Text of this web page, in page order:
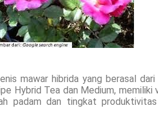
mawar hibrida yang berasal
Hybrid Tea dan Medium, memiliki
padam dan tingkat